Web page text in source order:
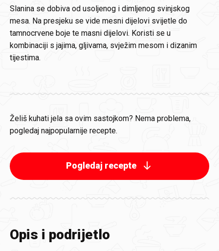
Slanina se dobiva od usoljenog i dimljenog svinjskog
mesa. Na presjeku se vide mesni dijelovi svijetle do
tamnocrvene boje te masni dijelovi. Koristi se u
kombinaciji s jajima, gljivama, svježim mesom i dizanim
tijestima.
Želiš kuhati jela sa ovim sastojkom? Nema problema,
pogledaj najpopularnije recepte.
Pogledaj recepte
Opis i podrijetlo